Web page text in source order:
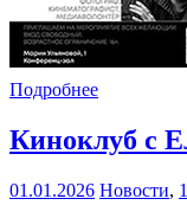
Подробнее
Киноклуб с
01.01.2026 Новости,